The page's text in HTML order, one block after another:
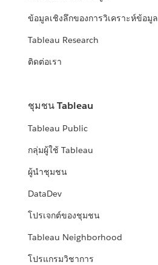
ข้อมูลเชิงลึกของการวิเคราะห์ข้อมูล
Tableau Research
ติดต่อเรา
ชุมชน Tableau
Tableau Public
กลุ่มผู้ใช้ Tableau
ผู้นำชุมชน
DataDev
โปรเจกต์ของชุมชน
Tableau Neighborhood
โปรแกรมวิชาการ